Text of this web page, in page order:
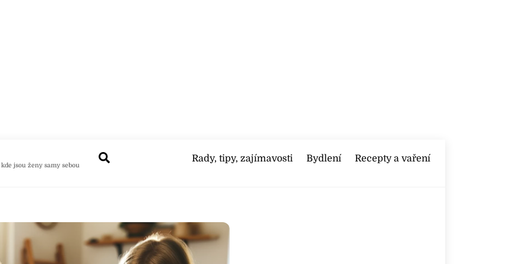
kde jsou ženy samy sebou
Rady, tipy, zajímavosti Bydlení Recepty a vaření